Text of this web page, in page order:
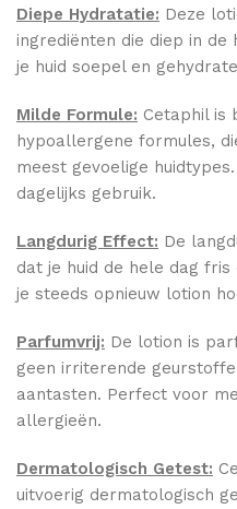
Diepe Hydratatie: Deze
ingrediënten die diep in de
je huid soepel en
Milde Formule: Cetaphil is
hypoallergene formules,
meest gevoelige
dagelijks gebruik.
Langdurig Effect: De
dat je huid de hele dag
je steeds opnieuw lotion
Parfumvrij: De lotion is
geen irriterende
aantasten. Perfect voor
allergieën.
Dermatologisch Getest:
uitvoerig dermatologisch